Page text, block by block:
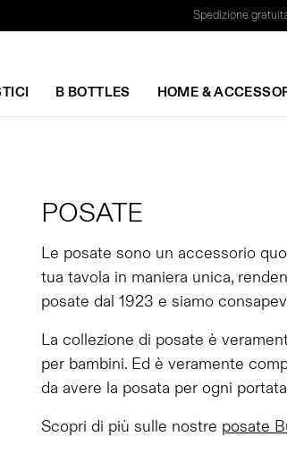
Spedizione
B BOTTLES HOME &
POSATE
Le posate sono un accessorio
tua tavola in maniera unica,
posate dal 1923 e siamo
La collezione di posate è
per bambini. Ed è veramente
da avere la posata per ogni
Scopri di più sulle nostre posate